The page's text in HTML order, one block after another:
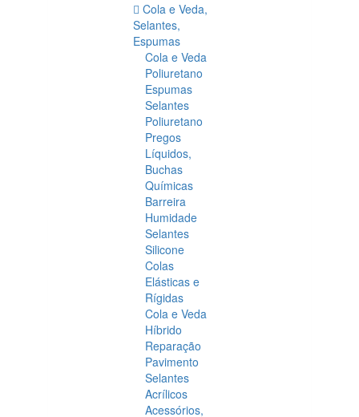
Cola e Veda,
Selantes,
Espumas
Cola e Veda
Poliuretano
Espumas
Selantes
Poliuretano
Pregos
Líquidos,
Buchas
Químicas
Barreira
Humidade
Selantes
Silicone
Colas
Elásticas e
Rígidas
Cola e Veda
Híbrido
Reparação
Pavimento
Selantes
Acrílicos
Acessórios,